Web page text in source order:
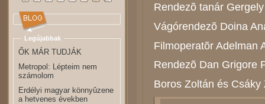
Rendezõ tanár
Vágórendezõ Doina
Filmoperatõr Adelman
Rendezõ Dan Grigore
Boros Zoltán és Csáky
Legújabbak
ŐK MÁR TUDJÁK
Metropol: Lépteim nem
számolom
Erdélyi magyar könnyûzene
a hetvenes években